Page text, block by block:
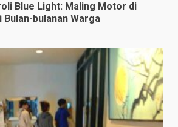
Blue Light: Maling Motor di
Bulan-bulanan Warga